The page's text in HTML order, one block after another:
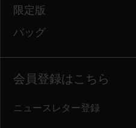
限定版
バッグ
会員登録はこちら
ニュースレター登録